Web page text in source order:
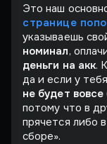
Это наш
странице
указываешь
номинал,
деньги на акк.
да и если у тебя
не будет вовсе
потому что в
прячется либо
сборе».